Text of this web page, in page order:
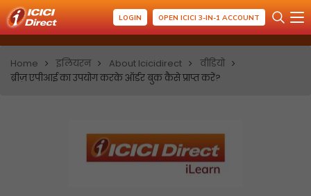
LOGIN OPEN ICICI 3-IN-1 ACCOUNT
Home इलियरन About Icicidirect
वीडियो
ब्रीज़ एपीआई का उपयोग करके ऑर्डर बुक कैसे प्राप्त करें?